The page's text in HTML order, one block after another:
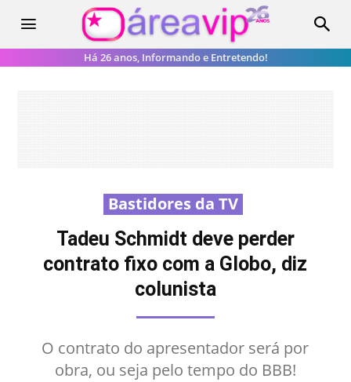
Há 26 anos, Informando e Entretendo!
Bastidores da TV
Tadeu Schmidt deve perder
contrato fixo com a Globo, diz
colunista
O contrato do apresentador será por
obra, ou seja pelo tempo do BBB!